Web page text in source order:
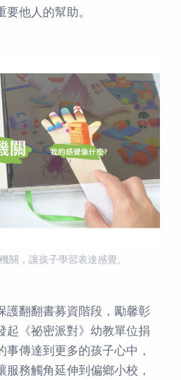
要他人的幫助。
關，讓孩子學習表達感覺。
護翻翻書募資階段，勵馨彰
起《祕密派對》幼教單位捐
事傳達到更多的孩子心中，
服務觸角延伸到偏鄉小校，